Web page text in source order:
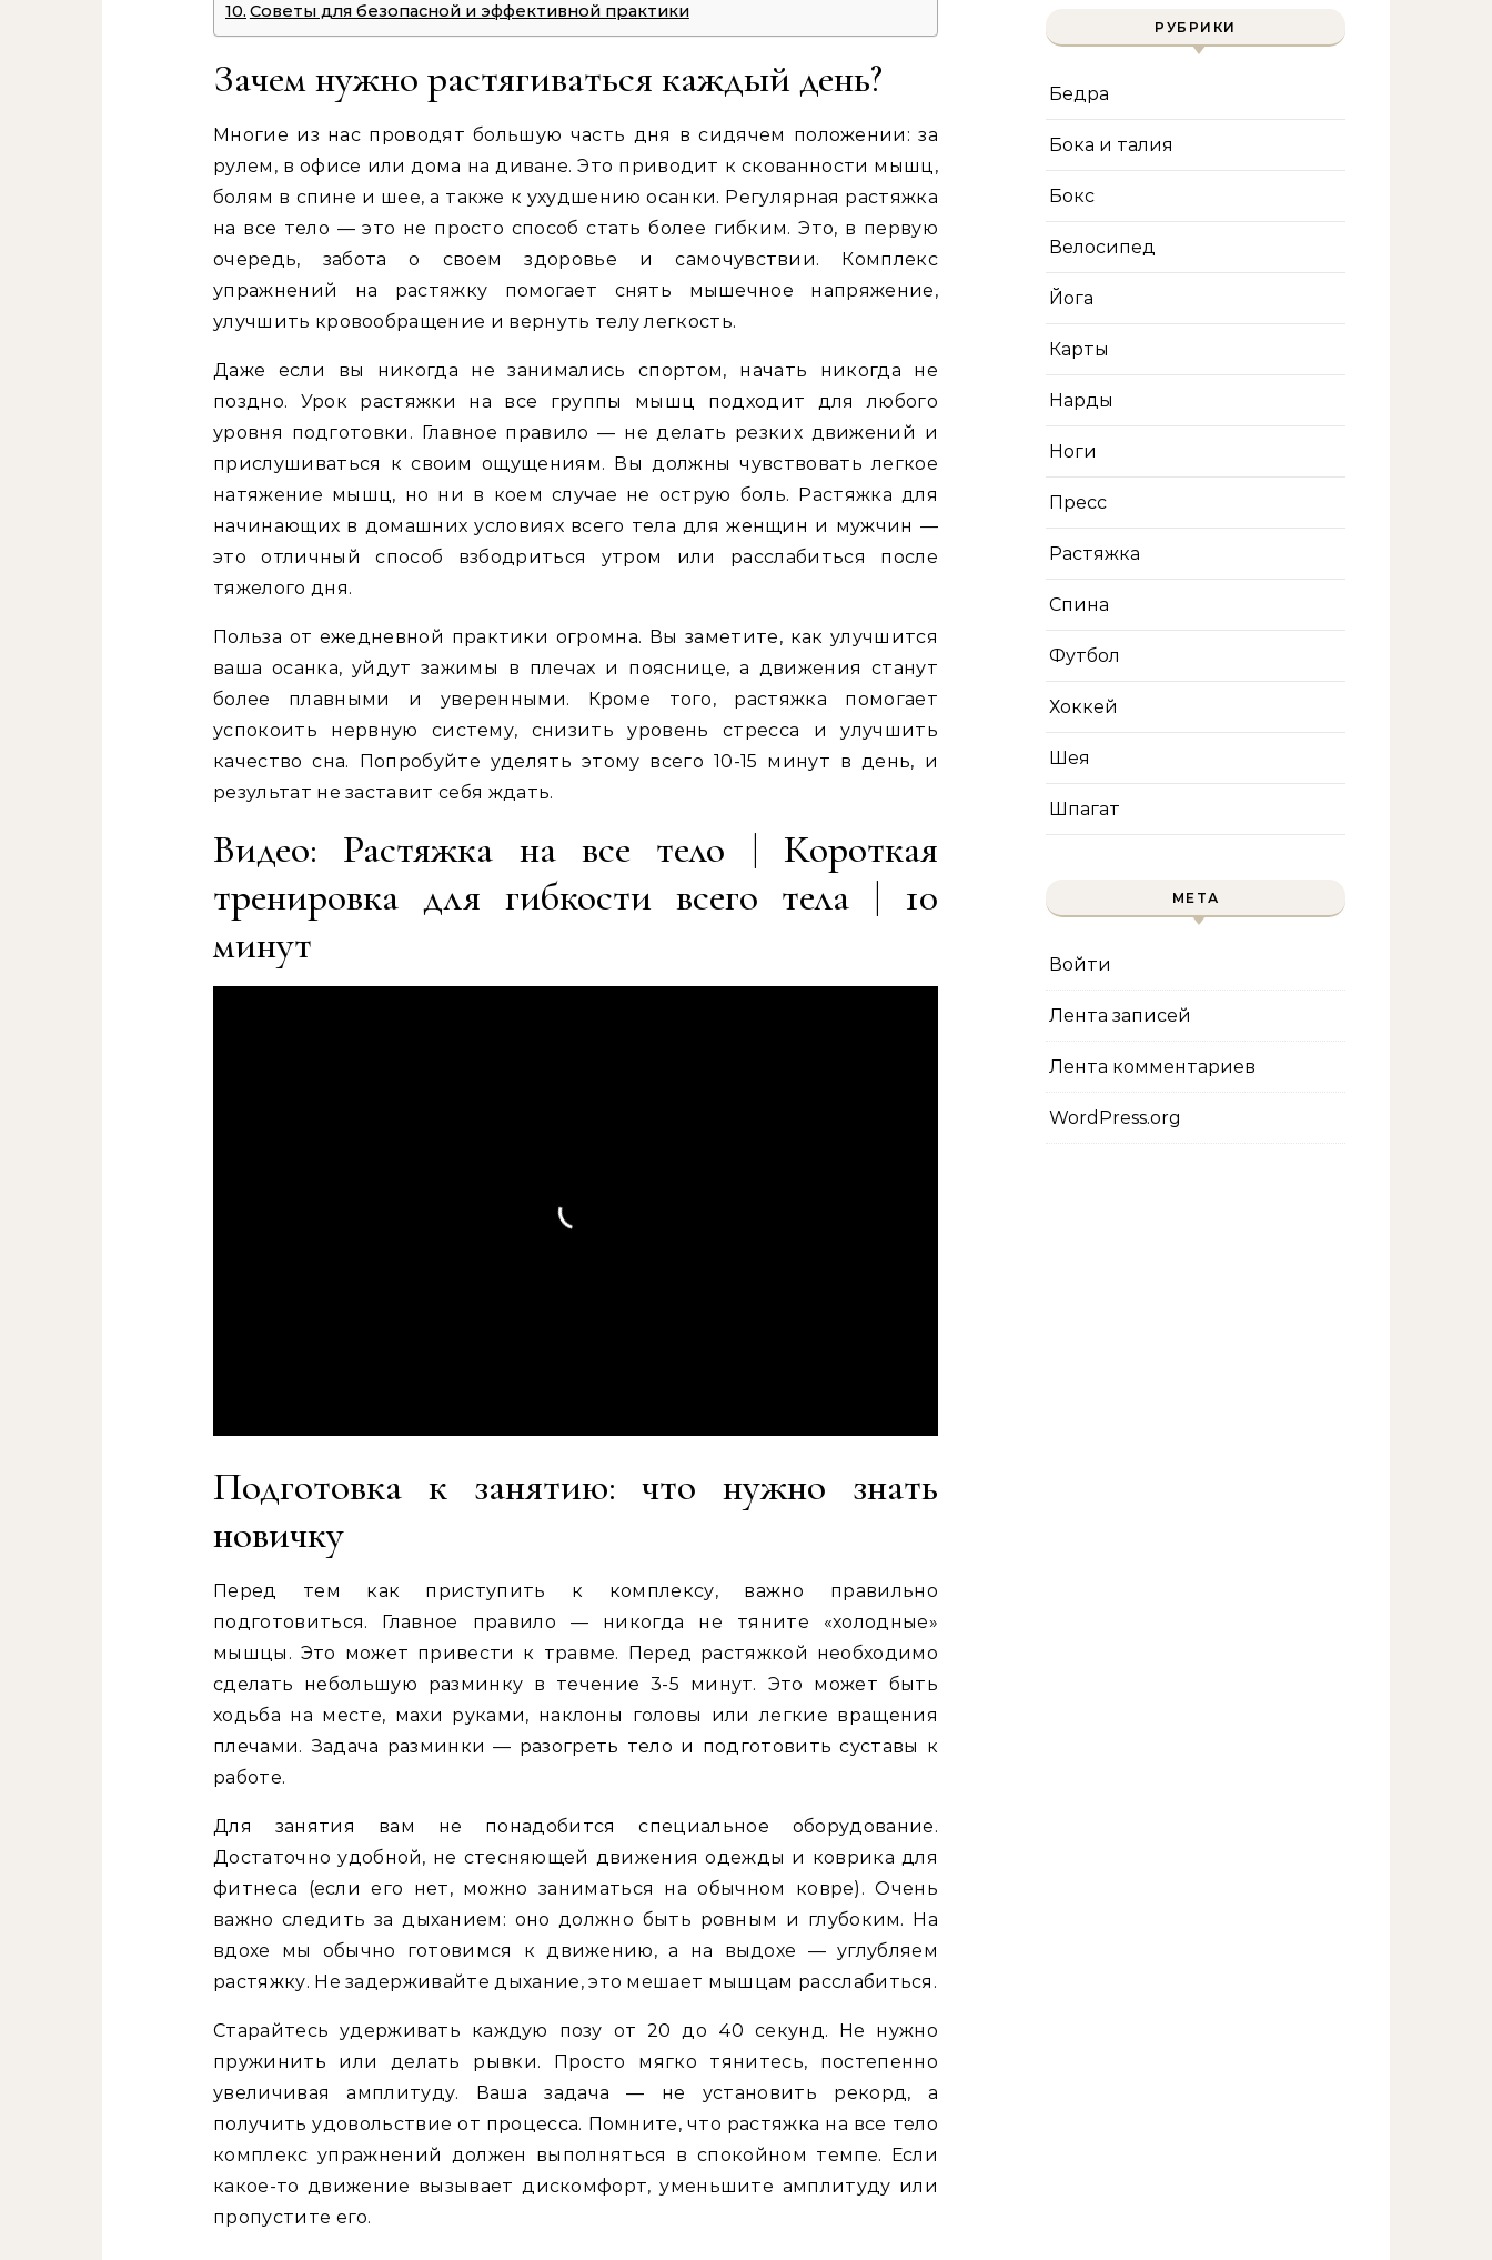
Советы для безопасной и эффективной практики
Зачем нужно растягиваться каждый день?
Многие из нас проводят большую часть дня в сидячем положении: за
рулем, в офисе или дома на диване. Это приводит к скованности мышц,
болям в спине и шее, а также к ухудшению осанки. Регулярная растяжка
на все тело — это не просто способ стать более гибким. Это, в первую
очередь, забота о своем здоровье и самочувствии. Комплекс
упражнений на растяжку помогает снять мышечное напряжение,
улучшить кровообращение и вернуть телу легкость.
Даже если вы никогда не занимались спортом, начать никогда не
поздно. Урок растяжки на все группы мышц подходит для любого
уровня подготовки. Главное правило — не делать резких движений и
прислушиваться к своим ощущениям. Вы должны чувствовать легкое
натяжение мышц, но ни в коем случае не острую боль. Растяжка для
начинающих в домашних условиях всего тела для женщин и мужчин —
это отличный способ взбодриться утром или расслабиться после
тяжелого дня.
Польза от ежедневной практики огромна. Вы заметите, как улучшится
ваша осанка, уйдут зажимы в плечах и пояснице, а движения станут
более плавными и уверенными. Кроме того, растяжка помогает
успокоить нервную систему, снизить уровень стресса и улучшить
качество сна. Попробуйте уделять этому всего 10-15 минут в день, и
результат не заставит себя ждать.
Видео: Растяжка на все тело | Короткая
тренировка для гибкости всего тела | 10
минут
Подготовка к занятию: что нужно знать
новичку
Перед тем как приступить к комплексу, важно правильно
подготовиться. Главное правило — никогда не тяните «холодные»
мышцы. Это может привести к травме. Перед растяжкой необходимо
сделать небольшую разминку в течение 3-5 минут. Это может быть
ходьба на месте, махи руками, наклоны головы или легкие вращения
плечами. Задача разминки — разогреть тело и подготовить суставы к
работе.
Для занятия вам не понадобится специальное оборудование.
Достаточно удобной, не стесняющей движения одежды и коврика для
фитнеса (если его нет, можно заниматься на обычном ковре). Очень
важно следить за дыханием: оно должно быть ровным и глубоким. На
вдохе мы обычно готовимся к движению, а на выдохе — углубляем
растяжку. Не задерживайте дыхание, это мешает мышцам расслабиться.
Старайтесь удерживать каждую позу от 20 до 40 секунд. Не нужно
пружинить или делать рывки. Просто мягко тянитесь, постепенно
увеличивая амплитуду. Ваша задача — не установить рекорд, а
получить удовольствие от процесса. Помните, что растяжка на все тело
комплекс упражнений должен выполняться в спокойном темпе. Если
какое-то движение вызывает дискомфорт, уменьшите амплитуду или
пропустите его.
РУБРИКИ
Бедра
Бока и талия
Бокс
Велосипед
Йога
Карты
Нарды
Ноги
Пресс
Растяжка
Спина
Футбол
Хоккей
Шея
Шпагат
МЕТА
Войти
Лента записей
Лента комментариев
WordPress.org